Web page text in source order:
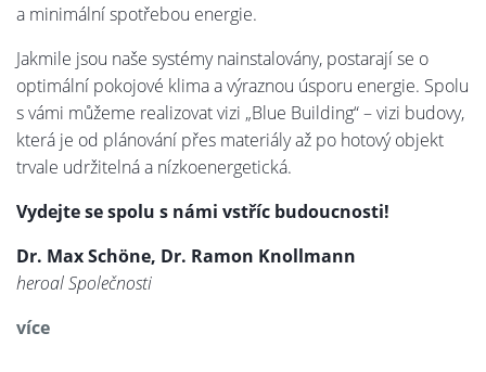
a minimální spotřebou energie.
Jakmile jsou naše systémy nainstalovány, postarají se o
optimální pokojové klima a výraznou úsporu energie. Spolu
s vámi můžeme realizovat vizi „Blue Building“ – vizi budovy,
která je od plánování přes materiály až po hotový objekt
trvale udržitelná a nízkoenergetická.
Vydejte se spolu s námi vstříc budoucnosti!
Dr. Max Schöne, Dr. Ramon Knollmann
heroal Společnosti
více